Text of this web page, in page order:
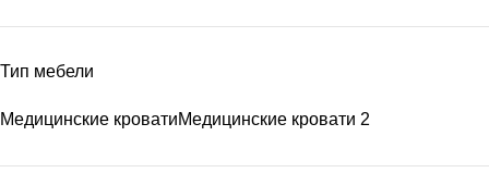
Тип мебели
Медицинские кроватиМедицинские кровати 2